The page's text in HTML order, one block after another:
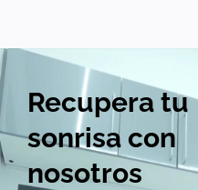
Recupera tu
sonrisa con
nosotros